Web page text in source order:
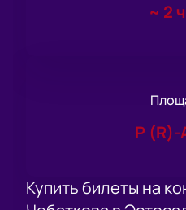
~ 2
Р (R)-
Купить билеты на